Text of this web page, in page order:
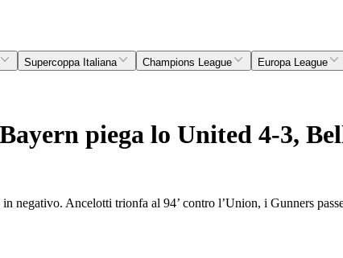
Supercoppa Italiana Champions League Europa League
piega lo United 4-3,
negativo. Ancelotti trionfa al 94’ contro l’Union, i Gunners